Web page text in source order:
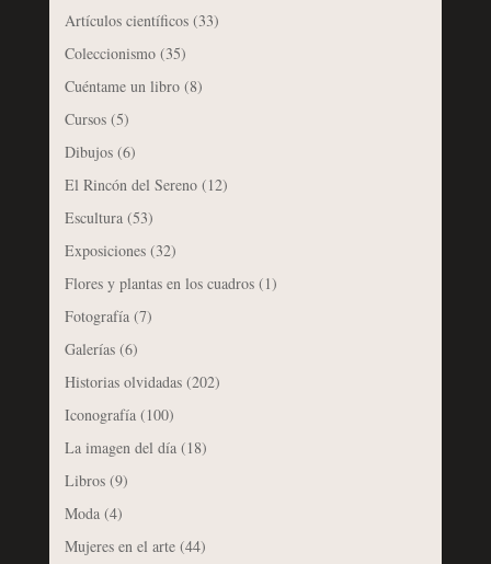
Artículos científicos(33)
Coleccionismo(35)
Cuéntame un libro(8)
Cursos(5)
Dibujos(6)
El Rincón del Sereno(12)
Escultura(53)
Exposiciones(32)
Flores y plantas en los cuadros(1)
Fotografía(7)
Galerías(6)
Historias olvidadas(202)
Iconografía(100)
La imagen del día(18)
Libros(9)
Moda(4)
Mujeres en el arte(44)